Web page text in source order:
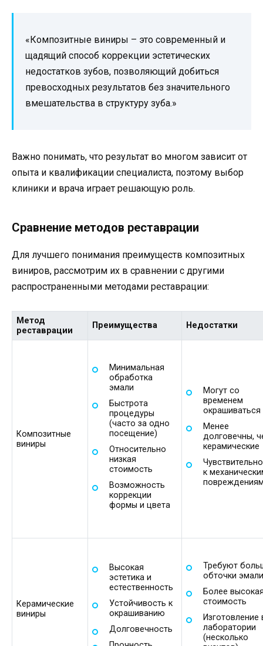
«Композитные виниры – это современный и
щадящий способ коррекции эстетических
недостатков зубов, позволяющий добиться
превосходных результатов без значительного
вмешательства в структуру зуба.»
Важно понимать, что результат во многом зависит от
опыта и квалификации специалиста, поэтому выбор
клиники и врача играет решающую роль.
Сравнение методов реставрации
Для лучшего понимания преимуществ композитных
виниров, рассмотрим их в сравнении с другими
распространенными методами реставрации:
Метод
реставрации
Преимущества Недостатки
Композитные
виниры
Минимальная
обработка
эмали
Быстрота
процедуры
(часто за одно
посещение)
Относительно
низкая
стоимость
Возможность
коррекции
формы и цвета
Могут со
временем
окрашиваться
Менее
долговечны,
керамические
к
Керамические
виниры
Высокая
эстетика и
естественность
Устойчивость к
окрашиванию
Долговечность
Требуют
обточки эмали
Более
стоимость
Изготовление
лаборатории
(несколько